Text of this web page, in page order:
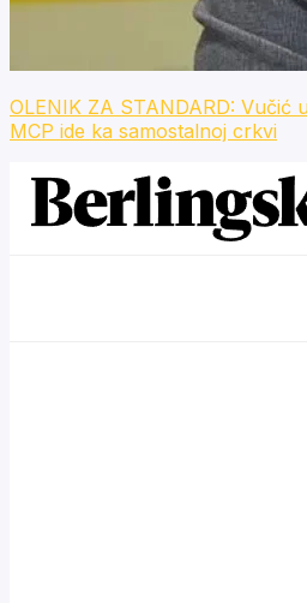
OLENIK ZA STANDARD: Vučić
MCP ide ka samostalnoj crkvi